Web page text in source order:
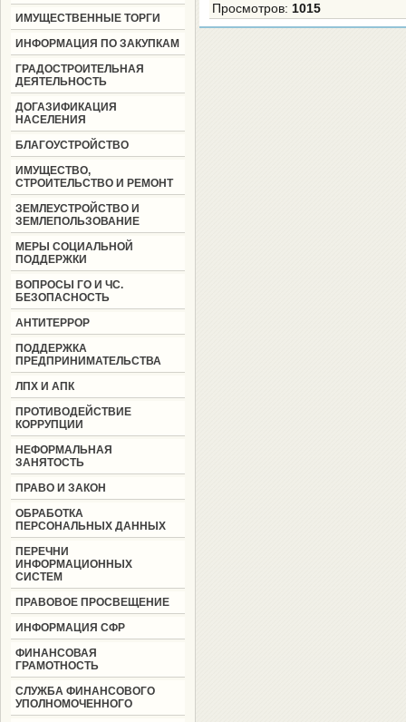
ИМУЩЕСТВЕННЫЕ ТОРГИ
ИНФОРМАЦИЯ ПО ЗАКУПКАМ
ГРАДОСТРОИТЕЛЬНАЯ
ДЕЯТЕЛЬНОСТЬ
ДОГАЗИФИКАЦИЯ
НАСЕЛЕНИЯ
БЛАГОУСТРОЙСТВО
ИМУЩЕСТВО,
СТРОИТЕЛЬСТВО И РЕМОНТ
ЗЕМЛЕУСТРОЙСТВО И
ЗЕМЛЕПОЛЬЗОВАНИЕ
МЕРЫ СОЦИАЛЬНОЙ
ПОДДЕРЖКИ
ВОПРОСЫ ГО И ЧС.
БЕЗОПАСНОСТЬ
АНТИТЕРРОР
ПОДДЕРЖКА
ПРЕДПРИНИМАТЕЛЬСТВА
ЛПХ И АПК
ПРОТИВОДЕЙСТВИЕ
КОРРУПЦИИ
НЕФОРМАЛЬНАЯ
ЗАНЯТОСТЬ
ПРАВО И ЗАКОН
ОБРАБОТКА
ПЕРСОНАЛЬНЫХ ДАННЫХ
ПЕРЕЧНИ
ИНФОРМАЦИОННЫХ
СИСТЕМ
ПРАВОВОЕ ПРОСВЕЩЕНИЕ
ИНФОРМАЦИЯ СФР
ФИНАНСОВАЯ
ГРАМОТНОСТЬ
СЛУЖБА ФИНАНСОВОГО
УПОЛНОМОЧЕННОГО
Просмотров: 1015